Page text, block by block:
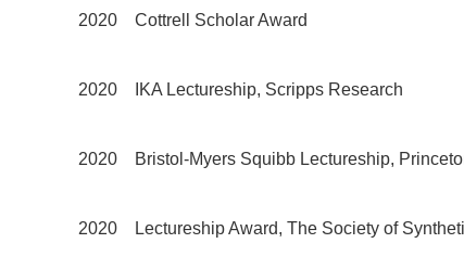
2020 Cottrell Scholar Award
2020 IKA Lectureship, Scripps Research
2020 Bristol-Myers Squibb Lectureship,
2020 Lectureship Award, The Society of